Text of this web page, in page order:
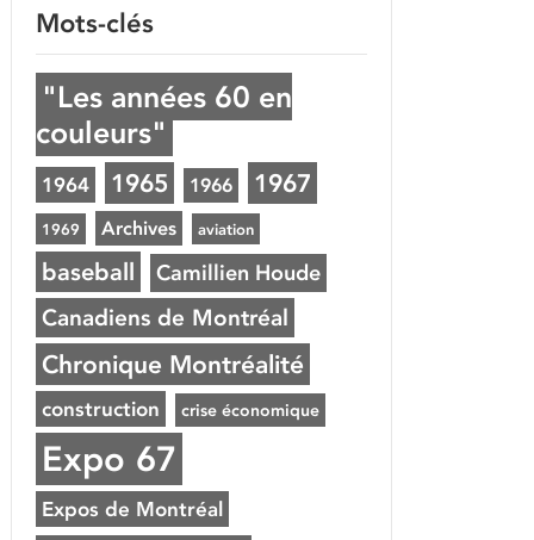
Mots-clés
"Les années 60 en
couleurs"
1964 1965 1966 1967
1969 Archives aviation
baseball Camillien Houde
Canadiens de Montréal
Chronique Montréalité
construction crise économique
Expo 67
Expos de Montréal